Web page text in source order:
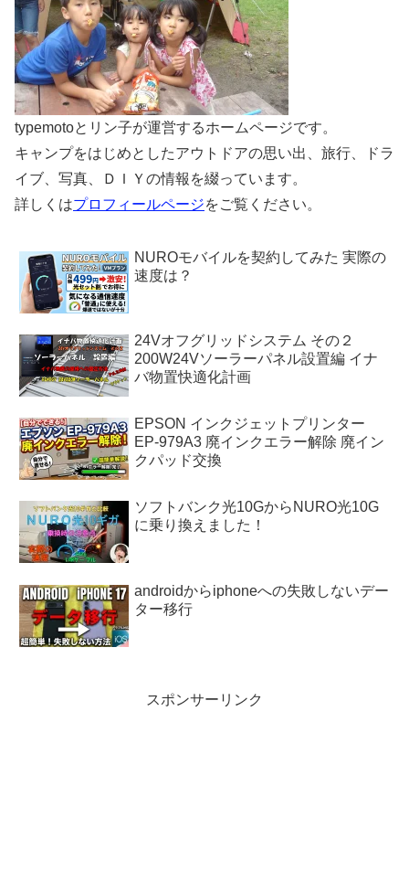
typemotoとリン子が運営するホームページです。
キャンプをはじめとしたアウトドアの思い出、旅行、ドラ
イブ、写真、ＤＩＹの情報を綴っています。
詳しくはプロフィールページをご覧ください。
NUROモバイルを契約してみた 実際の
速度は？
24Vオフグリッドシステム その２
200W24Vソーラーパネル設置編 イナ
バ物置快適化計画
EPSON インクジェットプリンター
EP-979A3 廃インクエラー解除 廃イン
クパッド交換
ソフトバンク光10GからNURO光10G
に乗り換えました！
androidからiphoneへの失敗しないデー
ター移行
スポンサーリンク